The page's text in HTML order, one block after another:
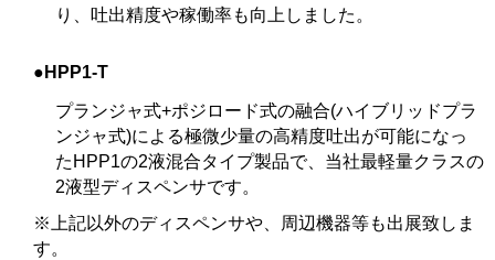
り、吐出精度や稼働率も向上しました。
●HPP1-T
プランジャ式+ポジロード式の融合(ハイブリッドプラ
ンジャ式)による極微少量の高精度吐出が可能になっ
たHPP1の2液混合タイプ製品で、当社最軽量クラスの
2液型ディスペンサです。
※上記以外のディスペンサや、周辺機器等も出展致しま
す。